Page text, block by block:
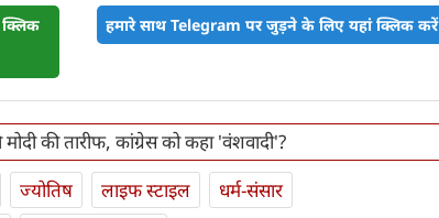
हमारे साथ Telegram पर जुड़ने के लिए यहां क्लिक करें
की तारीफ, कांग्रेस को कहा 'वंशवादी'?
ज्योतिष लाइफ स्‍टाइल
धर्म-संसार